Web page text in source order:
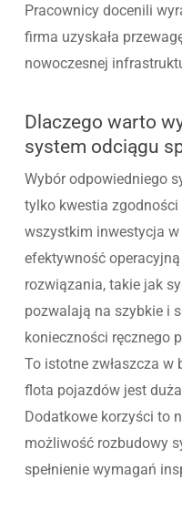
Pracownicy docenili
firma uzyskała
nowoczesnej
Dlaczego warto
system odciągu
Wybór odpowiedniego
tylko kwestia zgodności
wszystkim inwestycja
efektywność
rozwiązania, takie jak
pozwalają na szybkie i
konieczności ręcznego
To istotne zwłaszcza
flota pojazdów jest
Dodatkowe korzyści to
możliwość rozbudowy
spełnienie wymagań